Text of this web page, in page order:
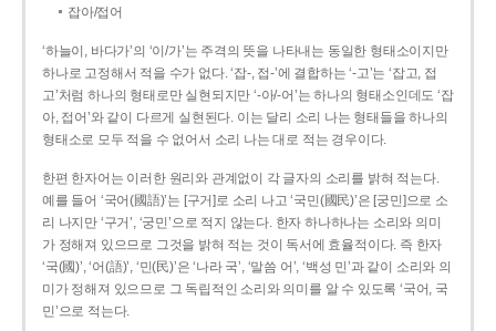
잡아/접어
‘하늘이, 바다가’의 ‘이/가’는 주격의 뜻을 나타내는 동일한 형태소이지만
하나로 고정해서 적을 수가 없다. ‘잡-, 접-’에 결합하는 ‘-고’는 ‘잡고, 접
고’처럼 하나의 형태로만 실현되지만 ‘-아/-어’는 하나의 형태소인데도 ‘잡
아, 접어’와 같이 다르게 실현된다. 이는 달리 소리 나는 형태들을 하나의
형태소로 모두 적을 수 없어서 소리 나는 대로 적는 경우이다.
한편 한자어는 이러한 원리와 관계없이 각 글자의 소리를 밝혀 적는다.
예를 들어 ‘국어(國語)’는 [구거]로 소리 나고 ‘국민(國民)’은 [궁민]으로 소
리 나지만 ‘구거’, ‘궁민’으로 적지 않는다. 한자 하나하나는 소리와 의미
가 정해져 있으므로 그것을 밝혀 적는 것이 독서에 효율적이다. 즉 한자
‘국(國)’, ‘어(語)’, ‘민(民)’은 ‘나라 국’, ‘말씀 어’, ‘백성 민’과 같이 소리와 의
미가 정해져 있으므로 그 독립적인 소리와 의미를 알 수 있도록 ‘국어, 국
민’으로 적는다.